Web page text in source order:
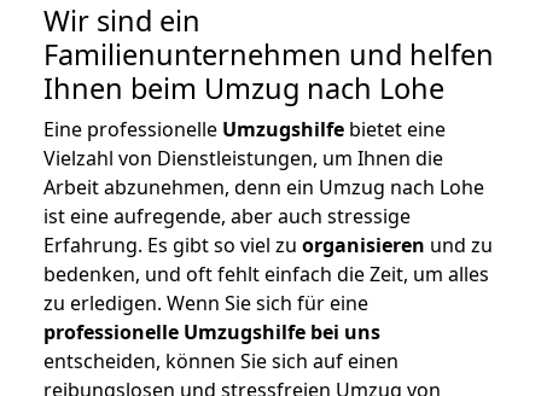
Wir sind ein
Familienunternehmen und helfen
Ihnen beim Umzug nach Lohe
Eine professionelle Umzugshilfe bietet eine
Vielzahl von Dienstleistungen, um Ihnen die
Arbeit abzunehmen, denn ein Umzug nach Lohe
ist eine aufregende, aber auch stressige
Erfahrung. Es gibt so viel zu organisieren und zu
bedenken, und oft fehlt einfach die Zeit, um alles
zu erledigen. Wenn Sie sich für eine
professionelle Umzugshilfe bei uns
entscheiden, können Sie sich auf einen
reibungslosen und stressfreien Umzug von